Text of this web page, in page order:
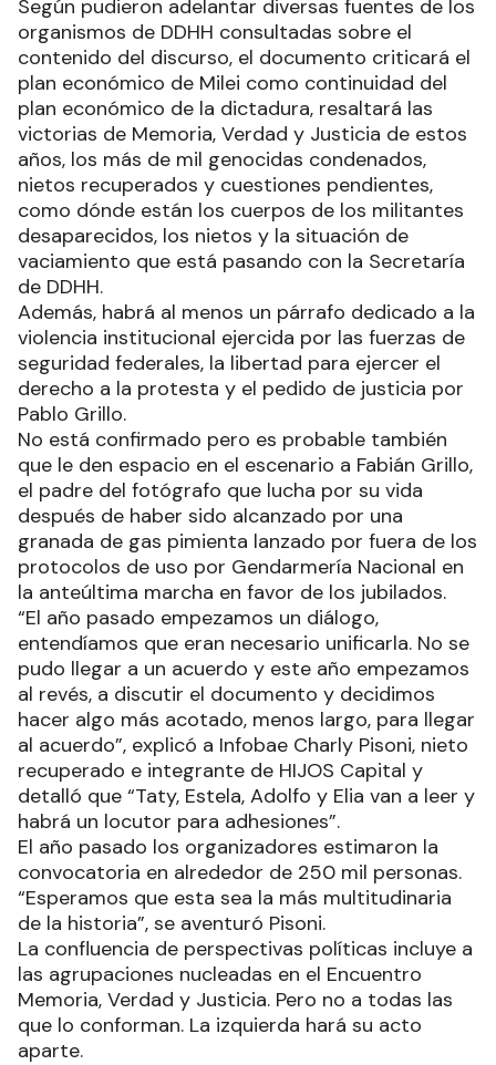
Según pudieron adelantar diversas fuentes de los
organismos de DDHH consultadas sobre el
contenido del discurso, el documento criticará el
plan económico de Milei como continuidad del
plan económico de la dictadura, resaltará las
victorias de Memoria, Verdad y Justicia de estos
años, los más de mil genocidas condenados,
nietos recuperados y cuestiones pendientes,
como dónde están los cuerpos de los militantes
desaparecidos, los nietos y la situación de
vaciamiento que está pasando con la Secretaría
de DDHH.
Además, habrá al menos un párrafo dedicado a la
violencia institucional ejercida por las fuerzas de
seguridad federales, la libertad para ejercer el
derecho a la protesta y el pedido de justicia por
Pablo Grillo.
No está confirmado pero es probable también
que le den espacio en el escenario a Fabián Grillo,
el padre del fotógrafo que lucha por su vida
después de haber sido alcanzado por una
granada de gas pimienta lanzado por fuera de los
protocolos de uso por Gendarmería Nacional en
la anteúltima marcha en favor de los jubilados.
“El año pasado empezamos un diálogo,
entendíamos que eran necesario unificarla. No se
pudo llegar a un acuerdo y este año empezamos
al revés, a discutir el documento y decidimos
hacer algo más acotado, menos largo, para llegar
al acuerdo”, explicó a Infobae Charly Pisoni, nieto
recuperado e integrante de HIJOS Capital y
detalló que “Taty, Estela, Adolfo y Elia van a leer y
habrá un locutor para adhesiones”.
El año pasado los organizadores estimaron la
convocatoria en alrededor de 250 mil personas.
“Esperamos que esta sea la más multitudinaria
de la historia”, se aventuró Pisoni.
La confluencia de perspectivas políticas incluye a
las agrupaciones nucleadas en el Encuentro
Memoria, Verdad y Justicia. Pero no a todas las
que lo conforman. La izquierda hará su acto
aparte.